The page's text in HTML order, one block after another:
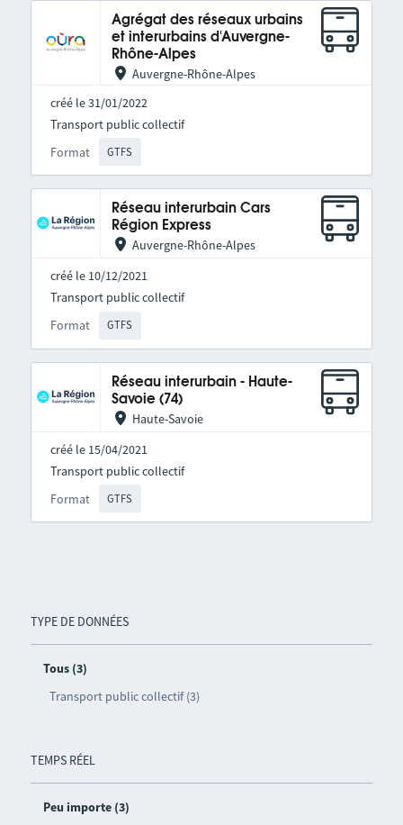
TYPE DE DONNÉES
Tous (3)
Transport public collectif (3)
TEMPS RÉEL
Peu importe (3)
Agrégat des réseaux urbains
et interurbains d'Auvergne-
Rhône-Alpes
Auvergne-Rhône-Alpes
créé le 31/01/2022
Format GTFS
Transport public collectif
Réseau interurbain Cars
Région Express
Auvergne-Rhône-Alpes
créé le 10/12/2021
Format GTFS
Transport public collectif
Réseau interurbain - Haute-
Savoie (74)
Haute-Savoie
créé le 15/04/2021
Format GTFS
Transport public collectif